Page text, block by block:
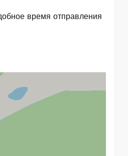
время отправления